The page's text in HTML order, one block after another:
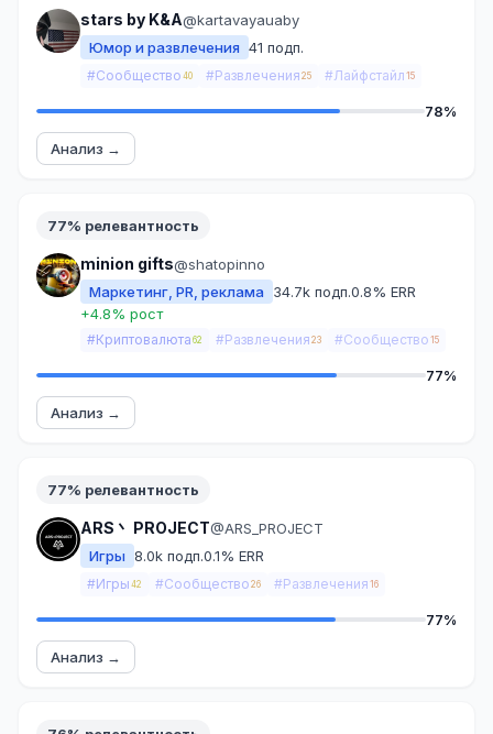
stars by K&A@kartavayauaby
Юмор и развлечения 41 подп.
#Сообщество 40 #Развлечения 25 #Лайфстайл 15
78%
Анализ →
77% релевантность
minion gifts@shatopinno
Маркетинг, PR, реклама
34.7k подп.0.8% ERR
+4.8% рост
#Криптовалюта 62 #Развлечения 23 #Сообщество 15
77%
Анализ →
77% релевантность
ARS丶 PROJECT@ARS_PROJECT
Игры 8.0k подп.0.1% ERR
#Игры 42 #Сообщество 26 #Развлечения 16
77%
Анализ →